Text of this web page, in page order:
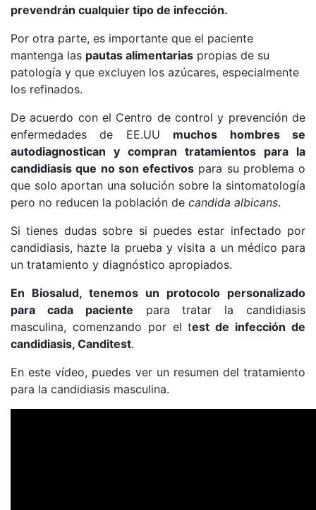
prevendrán cualquier tipo de infección.
Por otra parte, es importante que el paciente
mantenga las pautas alimentarias propias de su
patología y que excluyen los azúcares, especialmente
los refinados.
De acuerdo con el Centro de control y prevención de
enfermedades de EE.UU muchos hombres se
autodiagnostican y compran tratamientos para la
candidiasis que no son efectivos para su problema o
que solo aportan una solución sobre la sintomatología
pero no reducen la población de candida albicans.
Si tienes dudas sobre si puedes estar infectado por
candidiasis, hazte la prueba y visita a un médico para
un tratamiento y diagnóstico apropiados.
En Biosalud, tenemos un protocolo personalizado
para cada paciente para tratar la candidiasis
masculina, comenzando por el test de infección de
candidiasis, Canditest.
En este vídeo, puedes ver un resumen del tratamiento
para la candidiasis masculina.